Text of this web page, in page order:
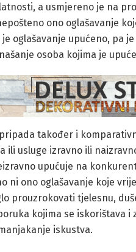
a usmjereno je na
ono oglašavanje
oglašavanje upućeno, pa
osoba kojima je
također i
ili usluge izravno ili
upućuje na
ni ono oglašavanje koje
prouzrokovati tjelesnu,
kojima se iskorištava
iskustva.